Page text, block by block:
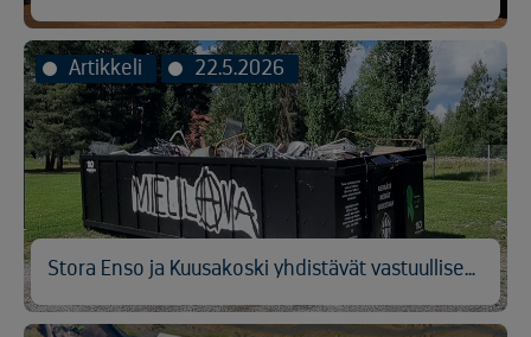
Artikkeli 22.5.2026